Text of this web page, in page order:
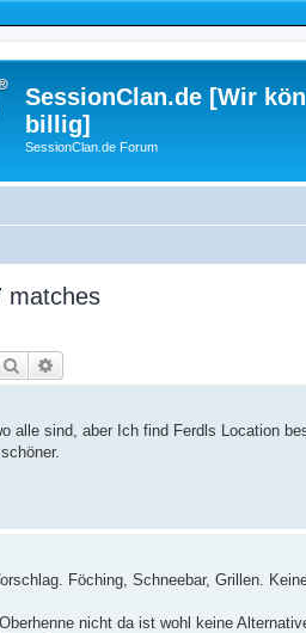
SessionClan.de [Wir
billig]
SessionClan.de Forum
matches
Search
alle sind, aber Ich find Ferdls Location
Föching, Schneebar, Grillen.
nicht da ist wohl keine